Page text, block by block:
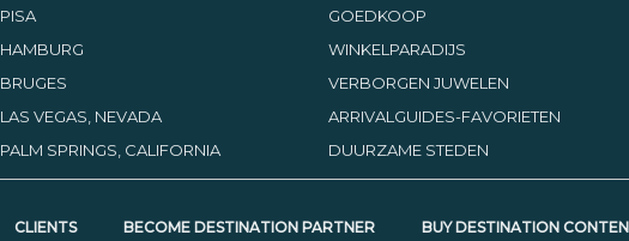
PISA
HAMBURG
BRUGES
LAS VEGAS, NEVADA
PALM SPRINGS, CALIFORNIA
GOEDKOOP
WINKELPARADIJS
VERBORGEN JUWELEN
ARRIVALGUIDES-FAVORIETEN
DUURZAME STEDEN
CLIENTS BECOME DESTINATION PARTNER BUY DESTINATION